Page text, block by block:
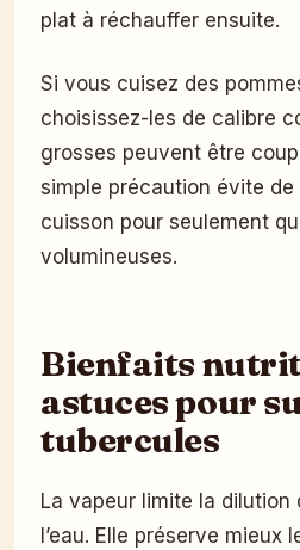
plat à réchauffer ensuite.
Si vous cuisez des
choisissez-les de calibre
grosses peuvent être
simple précaution évite
cuisson pour seulement
volumineuses.
Bienfaits
astuces pour
tubercules
La vapeur limite la dilution
l’eau. Elle préserve mieux